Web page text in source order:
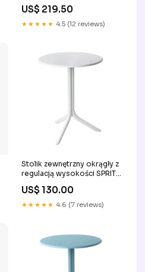
US$ 219.50
★★★★★ 4.5 (12 reviews)
Stolik zewnętrzny okrągły z
regulacją wysokości SPRITZ
biały grafitowy
US$ 130.00
★★★★★ 4.6 (7 reviews)